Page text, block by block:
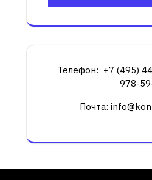
Телефон: +7 (495)
978-
Почта: